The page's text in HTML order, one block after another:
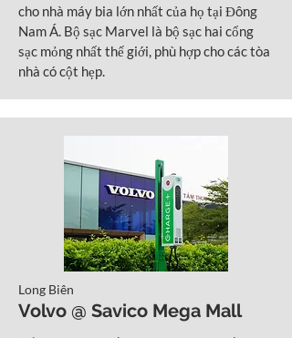
cho nhà máy bia lớn nhất của họ tại Đông
Nam Á. Bộ sạc Marvel là bộ sạc hai cổng
sạc mỏng nhất thế giới, phù hợp cho các tòa
nhà có cột hẹp.
Long Biên
Volvo @ Savico Mega Mall